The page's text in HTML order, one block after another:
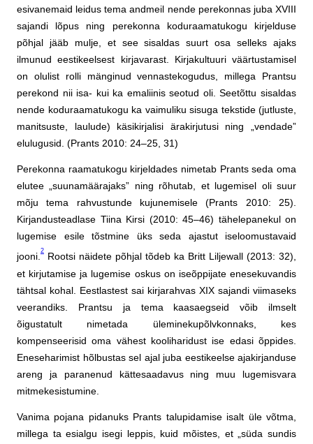
esivanemaid leidus tema andmeil nende perekonnas juba XVIII
sajandi lõpus ning perekonna koduraamatukogu kirjelduse
põhjal jääb mulje, et see sisaldas suurt osa selleks ajaks
ilmunud eestikeelsest kirjavarast. Kirjakultuuri väärtustamisel
on olulist rolli mänginud vennastekogudus, millega Prantsu
perekond nii isa- kui ka emaliinis seotud oli. Seetõttu sisaldas
nende koduraamatukogu ka vaimuliku sisuga tekstide (jutluste,
manitsuste, laulude) käsikirjalisi ärakirjutusi ning „vendade”
elulugusid. (Prants 2010: 24–25, 31)
Perekonna raamatukogu kirjeldades nimetab Prants seda oma
elutee „suunamäärajaks” ning rõhutab, et lugemisel oli suur
mõju tema rahvustunde kujunemisele (Prants 2010: 25).
Kirjandusteadlase Tiina Kirsi (2010: 45–46) tähelepanekul on
lugemise esile tõstmine üks seda ajastut iseloomustavaid
jooni.
2
Rootsi näidete põhjal tõdeb ka Britt Liljewall (2013: 32),
et kirjutamise ja lugemise oskus on iseõppijate enesekuvandis
tähtsal kohal. Eestlastest sai kirjarahvas XIX sajandi viimaseks
veerandiks. Prantsu ja tema kaasaegseid võib ilmselt
õigustatult nimetada üleminekupõlvkonnaks, kes
kompenseerisid oma vähest kooliharidust ise edasi õppides.
Eneseharimist hõlbustas sel ajal juba eestikeelse ajakirjanduse
areng ja paranenud kättesaadavus ning muu lugemisvara
mitmekesistumine.
Vanima pojana pidanuks Prants talupidamise isalt üle võtma,
millega ta esialgu isegi leppis, kuid mõistes, et „süda sundis